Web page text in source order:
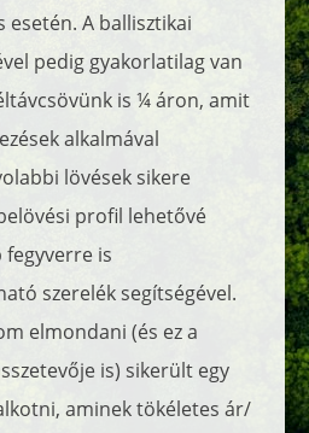
esetén. A ballisztikai
pedig gyakorlatilag van
is ¼ áron, amit
alkalmával
lövések sikere
profil lehetővé
fegyverre is
szerelék segítségével.
elmondani (és ez a
is) sikerült egy
aminek tökéletes ár/